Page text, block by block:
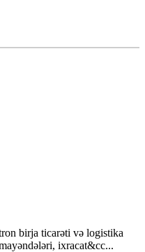
birja ticarəti və logistika
ixracat&cc...